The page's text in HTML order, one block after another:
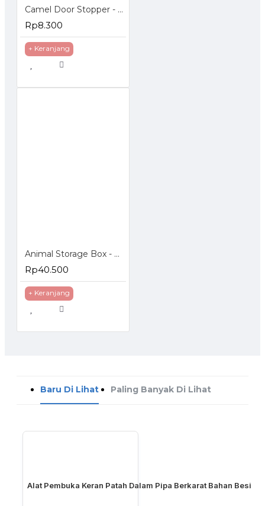
Camel Door Stopper - Penahan Pintu Magnetic
Rp8.300
+ Keranjang
Animal Storage Box - Bangku Anak - Tempat Penyimpanan Mainan
Rp40.500
+ Keranjang
Baru Di Lihat Paling Banyak Di Lihat
Alat Pembuka Keran Patah Dalam Pipa Berkarat Bahan Besi